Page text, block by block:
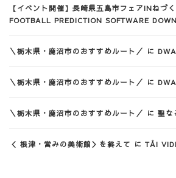
【イベント開催】長崎県五島市フェアINねづ
FOOTBALL PREDICTION SOFTWARE
＼栃木県・鹿沼市のおすすめルート／ に
＼栃木県・鹿沼市のおすすめルート／ に
＼栃木県・鹿沼市のおすすめルート／ に 聖な
＜ 根津・営みの美術館＞を終えて に TẢI